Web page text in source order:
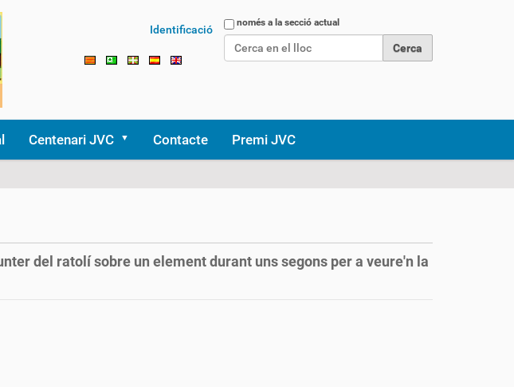
Cercanomés a la secció actual
Identificació
Centenari JVC Contacte Premi JVC
del ratolí sobre un element durant uns segons per a veure'n la